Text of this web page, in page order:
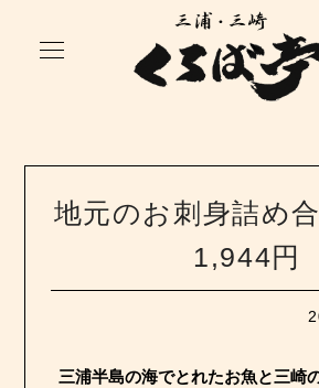
地元のお刺身詰
1,944円
三浦半島の海でとれたお魚と三崎